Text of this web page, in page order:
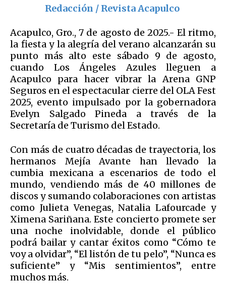
Redacción / Revista Acapulco
Acapulco, Gro., 7 de agosto de 2025.- El ritmo,
la fiesta y la alegría del verano alcanzarán su
punto más alto este sábado 9 de agosto,
cuando Los Ángeles Azules lleguen a
Acapulco para hacer vibrar la Arena GNP
Seguros en el espectacular cierre del OLA Fest
2025, evento impulsado por la gobernadora
Evelyn Salgado Pineda a través de la
Secretaría de Turismo del Estado.
Con más de cuatro décadas de trayectoria, los
hermanos Mejía Avante han llevado la
cumbia mexicana a escenarios de todo el
mundo, vendiendo más de 40 millones de
discos y sumando colaboraciones con artistas
como Julieta Venegas, Natalia Lafourcade y
Ximena Sariñana. Este concierto promete ser
una noche inolvidable, donde el público
podrá bailar y cantar éxitos como “Cómo te
voy a olvidar”, “El listón de tu pelo”, “Nunca es
suficiente” y “Mis sentimientos”, entre
muchos más.